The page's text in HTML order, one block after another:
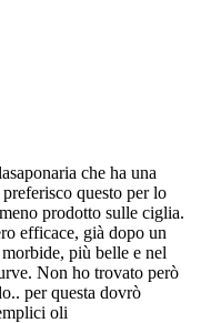
che ha una
questo per lo
prodotto sulle ciglia.
efficace, già dopo un
più belle e nel
Non ho trovato però
per questa dovrò
oli